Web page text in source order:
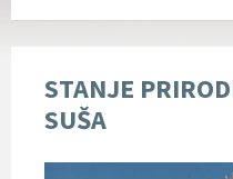
STANJE
SUŠA